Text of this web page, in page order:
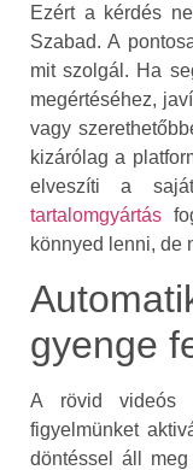
Ezért a kérdés
Szabad. A
mit szolgál. Ha
megértéséhez,
vagy
kizárólag a
elveszíti a
tartalomgyártás
könnyed lenni, de
gyenge
A rövid videós
figyelmünket
döntéssel áll